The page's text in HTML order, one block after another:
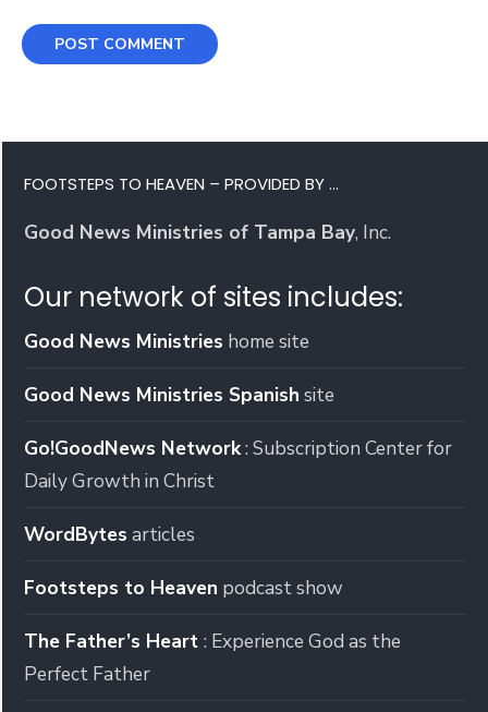
FOOTSTEPS TO HEAVEN – PROVIDED BY …
Good News Ministries of Tampa Bay, Inc.
Our network of sites includes:
Good News Ministries home site
Good News Ministries Spanish site
Go!GoodNews Network: Subscription Center for
Daily Growth in Christ
WordBytes articles
Footsteps to Heaven podcast show
The Father’s Heart : Experience God as the
Perfect Father